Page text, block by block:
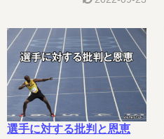
選手に対する批判と恩恵